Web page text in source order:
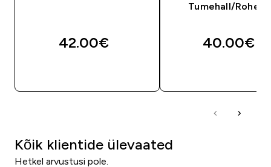
42.00€‎
Tumehall/
40.00€‎
Kõik klientide ülevaated
Hetkel arvustusi pole.